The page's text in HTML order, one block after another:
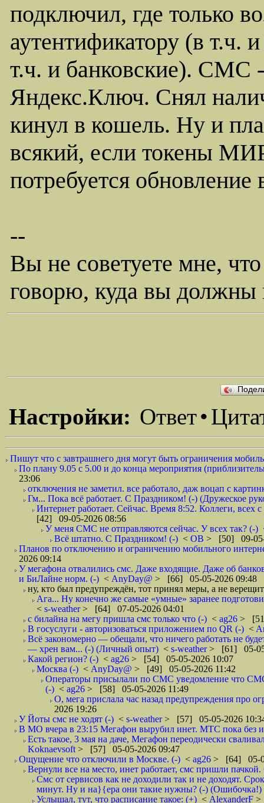
подключил, где только
аутентификатору (в т.ч.
т.ч. и банковские). СМС
Яндекс.Ключ. Снял
кинул в кошель. Ну и
всякий, если токены
потребуется обновление
--
Вы не советуете мне,
говорю, куда вы должны
Настройки: Ответ•
Пишут что с завтрашнего дня могут быть ограничения
По плану 9.05 с 5.00 и до конца мероприятия
23:06
отключения не заметил. все работало, даж воцап с
Гм... Пока всё работает. С Праздником! (-) (Дружеское
Интернет работает. Сейчас. Время 8:52. Коллеги,
[42] 09-05-2026 08:56
У меня СМС не отправляются сейчас. У всех так? (-)
Всё штатно. С Праздником! (-) < ОВ > [50] 09-05-
Планов по отключению и ограничению мобильного
2026 09:14
У мегафона отвалились смс. Даже входящие. Даже об
и БиЛайне норм. (-) < AnyDay@ > [66] 05-05-2026 09:48
ну, кто был предупреждён, тот принял меры, а не
Ага... Ну конечно же самые «умные» заранее
< s-weather> [64] 07-05-2026 04:01
с билайна на мегу пришла смс только что (-) < ag26 >
В госуслуги - авторизоваться приложением по QR (-) <
Всё закономерно — обещали, что ничего работать не
— хрен вам... (-) (Личный опыт) < s-weather> [61] 05-
Какой регион? (-) < ag26 > [54] 05-05-2026 10:07
Москва (-) < AnyDay@ > [49] 05-05-2026 11:42
Операторы присылали по СМС уведомление что
(-) < ag26 > [58] 05-05-2026 11:49
О, мега прислала час назад предупреждения про
2026 19:26
У Йоты смс не ходят (-) < s-weather> [57] 05-05-2026
В МО вчера в 23:15 Мегафон вырубил инет. МТС пока без
Есть такое, 3 мая на даче, Мегафон переодически
Koknaevsoft > [57] 05-05-2026 09:47
Ощущение что отключили в Москве. (-) < ag26 > [64] 05-
Вернули все на место, инет работает, смс пришли
Смс от сервисов как не доходили так и не доходят.
минут. Ну и на}{ера они такие нужны? (-) (Ошибочка!)
Услышал, тут, что расписание такое: (+) < AlexanderF >